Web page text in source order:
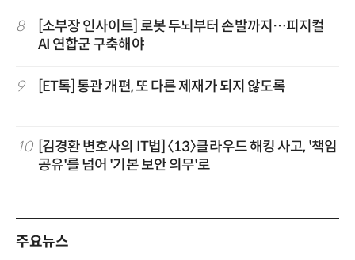
8
[소부장 인사이트] 로봇 두뇌부터 손발까지…피지컬
AI 연합군 구축해야
9 [ET톡] 통관 개편, 또 다른 제재가 되지 않도록
10
[김경환 변호사의 IT법] 〈13〉클라우드 해킹 사고, '책임
공유'를 넘어 '기본 보안 의무'로
주요뉴스